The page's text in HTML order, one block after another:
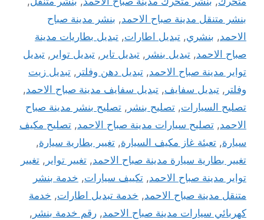
بنشر متنقل مدينة صباح الاحمد, بنشر مدينة صباح
الاحمد, بنشري, تبديل اطارات, تبديل بطاريات مدينة
صباح الاحمد, تبديل بنشر , تبديل تاير , تبديل تواير , تبديل
تواير مدينة صباح الاحمد, تبديل دهن وفلتر , تبديل زيت
وفلتر , تبديل سفايف, تبديل سفايف مدينة صباح الاحمد,
تصليح السيارات, تصليح بنشر , تصليح بنشر مدينة صباح
الاحمد, تصليح سيارات مدينة صباح الاحمد, تصليح مكيف
سيارة, تعبئة غاز مكيف السيارة, تغيير بطارية سيارة,
تغيير بطارية سيارة مدينة صباح الاحمد, تغيير تواير , تغيير
تواير مدينة صباح الاحمد, تكييف سيارات, خدمة بنشر
متنقل مدينة صباح الاحمد, خدمة تبديل اطارات, خدمة
كهربائي سيارات مدينة صباح الاحمد, رقم خدمة بنشر ,